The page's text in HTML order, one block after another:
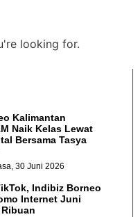
looking for.
Kalimantan
Naik Kelas Lewat
Bersama Tasya
30 Juni 2026
Indibiz Borneo
Internet Juni